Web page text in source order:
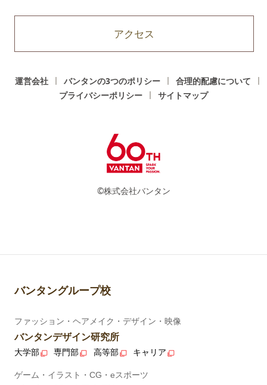
アクセス
運営会社 バンタンの3つのポリシー
合理的配慮について
プライバシーポリシー
サイトマップ
©株式会社バンタン
バンタングループ校
ファッション・ヘアメイク・デザイン・映像
バンタンデザイン研究所
大学部 専門部 高等部 キャリア
ゲーム・イラスト・CG・eスポーツ